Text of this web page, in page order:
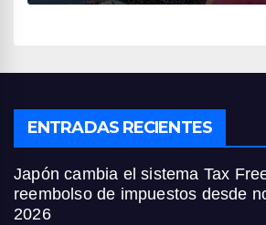
ENTRADAS RECIENTES
Japón cambia el sistema Tax
reembolso de impuestos desde
2026